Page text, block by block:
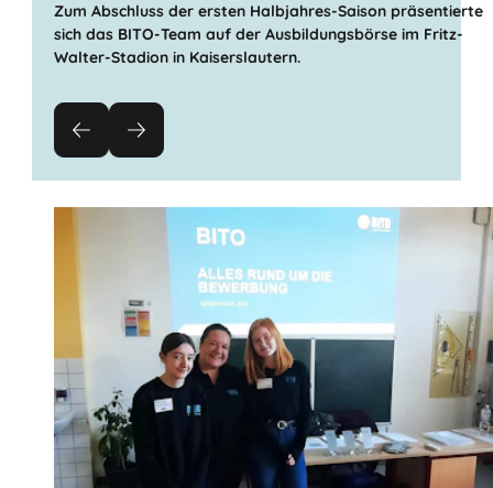
Zum Abschluss der ersten Halbjahres-Saison präsentierte
sich das BITO-Team auf der Ausbildungsbörse im Fritz-
Walter-Stadion in Kaiserslautern.